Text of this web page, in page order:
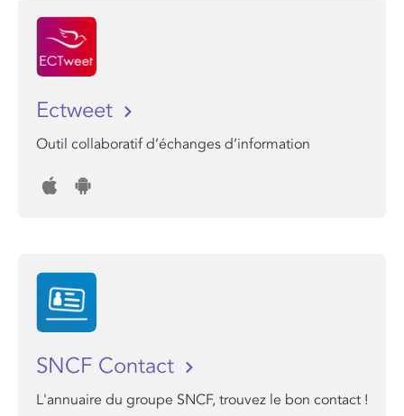
Ectweet
Outil collaboratif d’échanges d’information
SNCF Contact
L'annuaire du groupe SNCF, trouvez le bon contact !